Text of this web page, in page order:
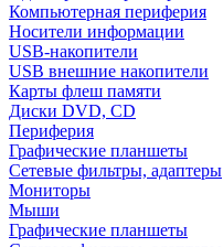
Компьютерная периферия
Носители информации
USB-накопители
USB внешние накопители
Карты флеш памяти
Диски DVD, CD
Периферия
Графические планшеты
Сетевые фильтры, адаптеры
Мониторы
Мыши
Графические планшеты